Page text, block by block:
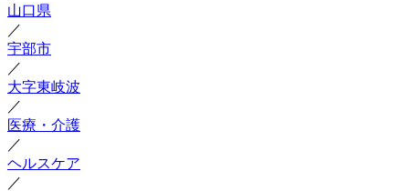
山口県
／
宇部市
／
大字東岐波
／
医療・介護
／
ヘルスケア
／